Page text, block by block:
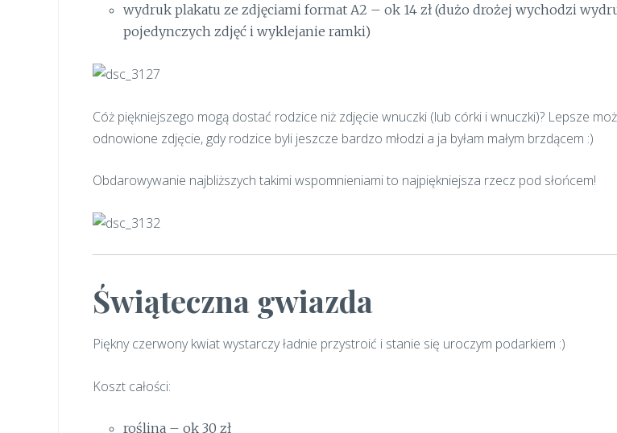
wydruk plakatu ze zdjęciami format A2 – ok 14 zł (dużo drożej wychodzi
pojedynczych zdjęć i wyklejanie ramki)
Cóż piękniejszego mogą dostać rodzice niż zdjęcie wnuczki (lub córki i wnuczki)? Lepsze
odnowione zdjęcie, gdy rodzice byli jeszcze bardzo młodzi a ja byłam małym brzdącem :)
Obdarowywanie najbliższych takimi wspomnieniami to najpiękniejsza rzecz pod słońcem!
Świąteczna gwiazda
Piękny czerwony kwiat wystarczy ładnie przystroić i stanie się uroczym podarkiem :)
Koszt całości:
roślina – ok 30 zł